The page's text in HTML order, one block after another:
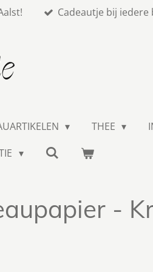
Cadeautje bij iedere
THEE
-